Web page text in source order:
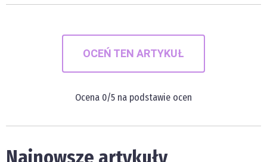
OCEŃ TEN ARTYKUŁ
Ocena 0/5 na podstawie ocen
Najnowsze artykuły